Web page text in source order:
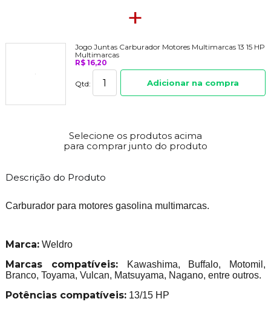
+
Jogo Juntas Carburador Motores Multimarcas 13 15 HP
Multimarcas
R$ 16,20
Qtd: Adicionar na compra
Selecione os produtos acima
para comprar junto do produto
Descrição do Produto
Carburador para motores gasolina multimarcas.
Marca:Weldro
Marcas compatíveis:
Kawashima, Buffalo, Motomil,
Branco, Toyama, Vulcan, Matsuyama, Nagano, entre outros.
Potências compatíveis:13/15 HP